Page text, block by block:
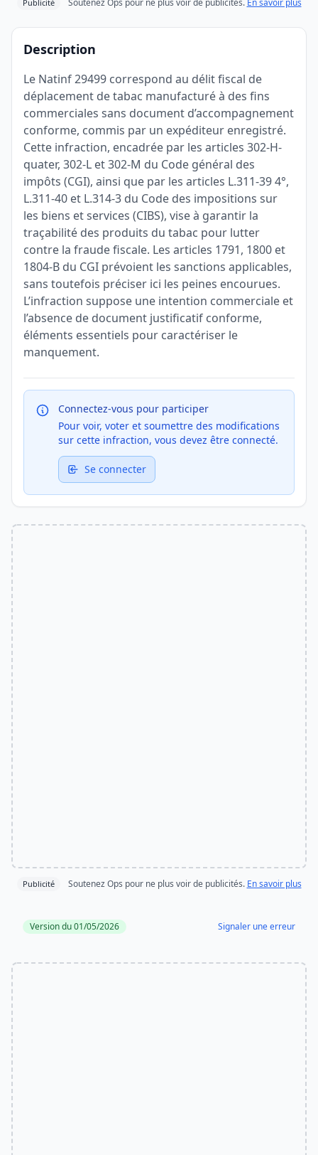
Publicité Soutenez Ops pour ne plus voir de publicités. En savoir plus
Description
Le Natinf 29499 correspond au délit fiscal de
déplacement de tabac manufacturé à des fins
commerciales sans document d’accompagnement
conforme, commis par un expéditeur enregistré.
Cette infraction, encadrée par les articles 302-H-
quater, 302-L et 302-M du Code général des
impôts (CGI), ainsi que par les articles L.311-39 4°,
L.311-40 et L.314-3 du Code des impositions sur
les biens et services (CIBS), vise à garantir la
traçabilité des produits du tabac pour lutter
contre la fraude fiscale. Les articles 1791, 1800 et
1804-B du CGI prévoient les sanctions applicables,
sans toutefois préciser ici les peines encourues.
L’infraction suppose une intention commerciale et
l’absence de document justificatif conforme,
éléments essentiels pour caractériser le
manquement.
Connectez-vous pour participer
Pour voir, voter et soumettre des modifications
sur cette infraction, vous devez être connecté.
Se connecter
Publicité Soutenez Ops pour ne plus voir de publicités. En savoir plus
Version du 01/05/2026 Signaler une erreur